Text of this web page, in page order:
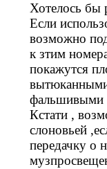
Хотелось бы
Если
возможно
к зтим
покажутся
фальшивыми
Кстати ,
слоновьей
передачку о